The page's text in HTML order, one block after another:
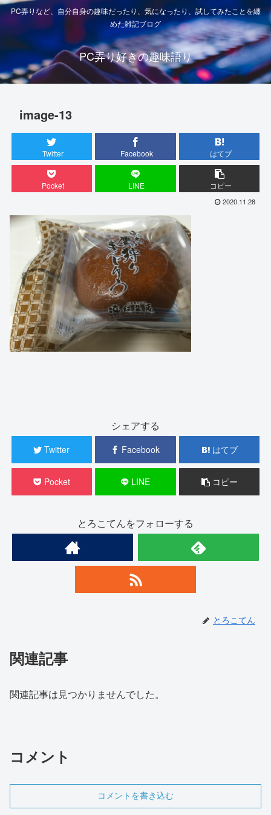
PC弄りなど、自分自身の趣味だったり、気になったり、試してみたことを纏
めた雑記ブログ
PC弄り好きの趣味語り
image-13
Twitter Facebook はてブ
Pocket LINE コピー
2020.11.28
シェアする
Twitter Facebook はてブ
Pocket LINE コピー
とろこてんをフォローする
とろこてん
関連記事
関連記事は見つかりませんでした。
コメント
コメントを書き込む